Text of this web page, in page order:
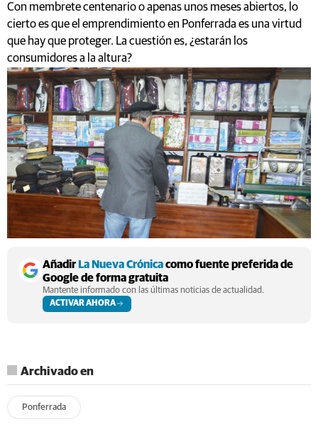
Con membrete centenario o apenas unos meses abiertos, lo
cierto es que el emprendimiento en Ponferrada es una virtud
que hay que proteger. La cuestión es, ¿estarán los
consumidores a la altura?
AñadirLa Nueva Crónicacomo fuente preferida de
Google de forma gratuita
Mantente informado con las últimas noticias de actualidad.
ACTIVAR AHORA
Archivado en
Ponferrada